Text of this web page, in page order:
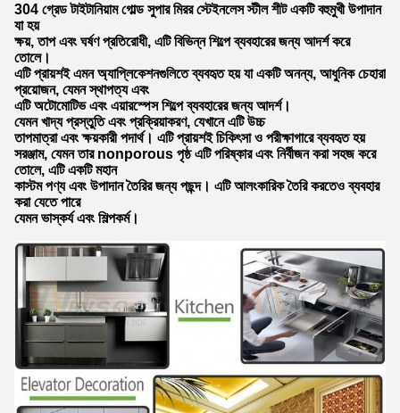
304 গ্রেড টাইটানিয়াম গোল্ড সুপার মিরর স্টেইনলেস স্টীল শীট একটি বহুমুখী উপাদান
যা হয়
ক্ষয়, তাপ এবং ঘর্ষণ প্রতিরোধী, এটি বিভিন্ন শিল্পে ব্যবহারের জন্য আদর্শ করে
তোলে।
এটি প্রায়শই এমন অ্যাপ্লিকেশনগুলিতে ব্যবহৃত হয় যা একটি অনন্য, আধুনিক চেহারা
প্রয়োজন, যেমন স্থাপত্য এবং
এটি অটোমোটিভ এবং এয়ারস্পেস শিল্পে ব্যবহারের জন্য আদর্শ।
যেমন খাদ্য প্রস্তুতি এবং প্রক্রিয়াকরণ, যেখানে এটি উচ্চ
তাপমাত্রা এবং ক্ষয়কারী পদার্থ। এটি প্রায়শই চিকিৎসা ও পরীক্ষাগারে ব্যবহৃত হয়
সরঞ্জাম, যেমন তার nonporous পৃষ্ঠ এটি পরিষ্কার এবং নির্বীজন করা সহজ করে
তোলে, এটি একটি মহান
কাস্টম পণ্য এবং উপাদান তৈরির জন্য পছন্দ। এটি আলংকারিক তৈরি করতেও ব্যবহার
করা যেতে পারে
যেমন ভাস্কর্য এবং শিল্পকর্ম।